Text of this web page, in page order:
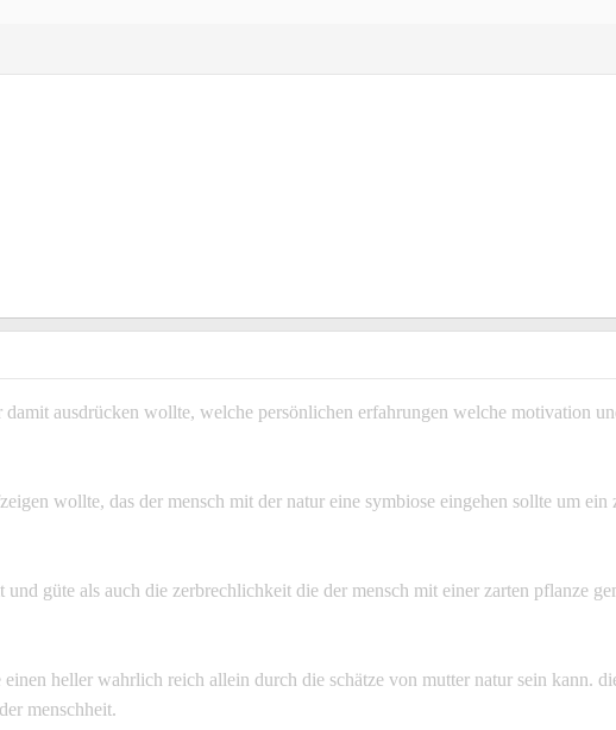
ausdrücken wollte, welche persönlichen erfahrungen welche motivation
wollte, das der mensch mit der natur eine symbiose eingehen sollte um ein
güte als auch die zerbrechlichkeit die der mensch mit einer zarten pflanze
heller wahrlich reich allein durch die schätze von mutter natur sein kann.
menschheit.